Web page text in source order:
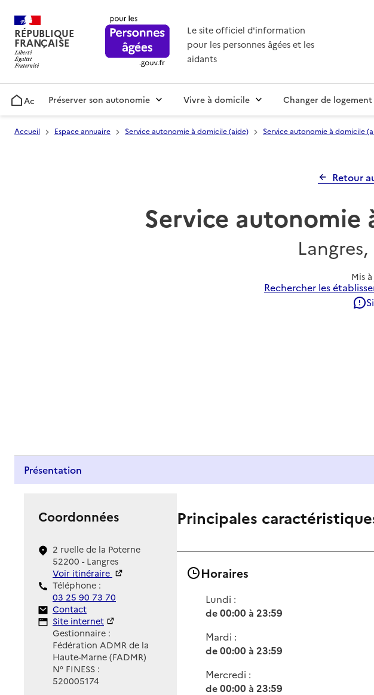
RÉPUBLIQUE
FRANÇAISE
Le site officiel d'information
pour les personnes âgées et les
aidants
AccueilPréserver son autonomie Vivre à domicile Changer de logement
Accueil Espace annuaire Service autonomie à domicile (aide) Service autonomie à domicile
Retour
Service autonomie
Mis
Rechercher les
Présentation
Coordonnées
2 ruelle de la Poterne
52200 - Langres
Voir itinéraire
Téléphone :
03 25 90 73 70
Contact
Contact
Site Internet
Site internet
Gestionnaire :
Fédération ADMR de la
Haute-Marne (FADMR)
N° FINESS :
520005174
Principales
Horaires
Lundi :
de 00:00 à 23:59
Mardi :
de 00:00 à 23:59
Mercredi :
de 00:00 à 23:59